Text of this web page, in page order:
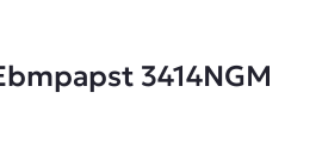
3414NGM